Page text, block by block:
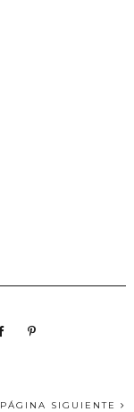
PÁGINA SIGUIENTE